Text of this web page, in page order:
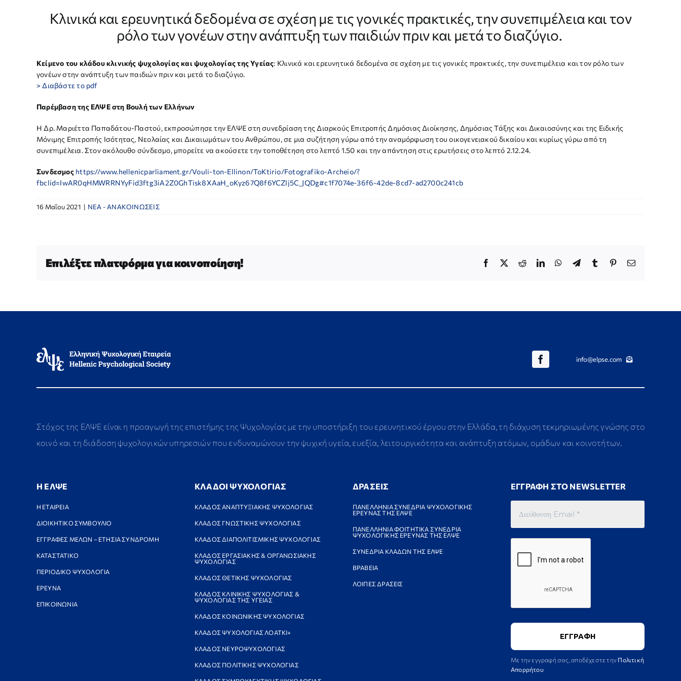
Κλινικά και ερευνητικά δεδομένα σε σχέση με τις γονικές πρακτικές, την συνεπιμέλεια και τον
ρόλο των γονέων στην ανάπτυξη των παιδιών πριν και μετά το διαζύγιο.
Κείμενο του κλάδου κλινικής ψυχολογίας και ψυχολογίας της Υγείας: Κλινικά και ερευνητικά δεδομένα σε σχέση με τις γονικές πρακτικές, την συνεπιμέλεια και τον ρόλο των
γονέων στην ανάπτυξη των παιδιών πριν και μετά το διαζύγιο.
> Διαβάστε το pdf
Παρέμβαση της ΕΛΨΕ στη Βουλή των Ελλήνων
H Δρ. Μαριέττα Παπαδάτου-Παστού, εκπροσώπησε την ΕΛΨΕ στη συνεδρίαση της Διαρκούς Επιτροπής Δημόσιας Διοίκησης, Δημόσιας Τάξης και Δικαιοσύνης και της Ειδικής
Μόνιμης Επιτροπής Ισότητας, Νεολαίας και Δικαιωμάτων του Ανθρώπου, σε μια συζήτηση γύρω από την αναμόρφωση του οικογενειακού δικαίου και κυρίως γύρω από τη
συνεπιμέλεια. Στον ακόλουθο σύνδεσμο, μπορείτε να ακούσετε την τοποθέτηση στο λεπτό 1.50 και την απάντηση στις ερωτήσεις στο λεπτό 2.12.24.
Συνδεσμος https://www.hellenicparliament.gr/Vouli-ton-Ellinon/ToKtirio/Fotografiko-Archeio/?
fbclid=IwAR0qHMWRRNYyFid3ftg3iA2Z0GhTisk8XAaH_oKyz67Q8f6YCZlj5C_JQDg#c1f7074e-36f6-42de-8cd7-ad2700c241cb
16 Μαΐου 2021 | NEA - ΑΝΑΚΟΙΝΩΣΕΙΣ
Επιλέξτε πλατφόρμα για κοινοποίηση! Facebook
X RedditLinkedInWhatsApp
TelegramTumblr PinterestEmail
info@elpse.com
Στόχος της ΕΛΨΕ είναι η προαγωγή της επιστήμης της Ψυχολογίας με την υποστήριξη του ερευνητικού έργου στην Ελλάδα, τη διάχυση τεκμηριωμένης γνώσης στο
κοινό και τη διάδοση ψυχολογικών υπηρεσιών που ενδυναμώνουν την ψυχική υγεία, ευεξία, λειτουργικότητα και ανάπτυξη ατόμων, ομάδων και κοινοτήτων.
Η ΕΛΨΕ
Η ΕΤΑΙΡΕΙΑ
ΔΙΟΙΚΗΤΙΚΟ ΣΥΜΒΟΥΛΙΟ
ΕΓΓΡΑΦΕΣ ΜΕΛΩΝ – ΕΤΗΣΙΑ ΣΥΝΔΡΟΜΗ
ΚΑΤΑΣΤΑΤΙΚΟ
ΠΕΡΙΟΔΙΚΟ ΨΥΧΟΛΟΓΙΑ
ΕΡΕΥΝΑ
ΕΠΙΚΟΙΝΩΝΙΑ
ΚΛΑΔΟΙ ΨΥΧΟΛΟΓΙΑΣ
ΚΛΑΔΟΣ ΑΝΑΠΤΥΞΙΑΚΗΣ ΨΥΧΟΛΟΓΙΑΣ
ΚΛΑΔΟΣ ΓΝΩΣΤΙΚΗΣ ΨΥΧΟΛΟΓΙΑΣ
ΚΛΑΔΟΣ ΔΙΑΠΟΛΙΤΙΣΜΙΚΗΣ ΨΥΧΟΛΟΓΙΑΣ
ΚΛΑΔΟΣ ΕΡΓΑΣΙΑΚΗΣ & ΟΡΓΑΝΩΣΙΑΚΗΣ
ΨΥΧΟΛΟΓΙΑΣ
ΚΛΑΔΟΣ ΘΕΤΙΚΗΣ ΨΥΧΟΛΟΓΙΑΣ
ΚΛΑΔΟΣ ΚΛΙΝΙΚΗΣ ΨΥΧΟΛΟΓΙΑΣ &
ΨΥΧΟΛΟΓΙΑΣ ΤΗΣ ΥΓΕΙΑΣ
ΚΛΑΔΟΣ ΚΟΙΝΩΝΙΚΗΣ ΨΥΧΟΛΟΓΙΑΣ
ΚΛΑΔΟΣ ΨΥΧΟΛΟΓΙΑΣ ΛΟΑΤΚΙ+
ΚΛΑΔΟΣ ΝΕΥΡΟΨΥΧΟΛΟΓΙΑΣ
ΚΛΑΔΟΣ ΠΟΛΙΤΙΚΗΣ ΨΥΧΟΛΟΓΙΑΣ
ΔΡΑΣΕΙΣ
ΠΑΝΕΛΛΗΝΙΑ ΣΥΝΕΔΡΙΑ ΨΥΧΟΛΟΓΙΚΗΣ
ΕΡΕΥΝΑΣ ΤΗΣ ΕΛΨΕ
ΠΑΝΕΛΛΗΝΙΑ ΦΟΙΤΗΤΙΚΑ ΣΥΝΕΔΡΙΑ
ΨΥΧΟΛΟΓΙΚΗΣ ΕΡΕΥΝΑΣ ΤΗΣ ΕΛΨΕ
ΣΥΝΕΔΡΙΑ ΚΛΑΔΩΝ ΤΗΣ ΕΛΨΕ
ΒΡΑΒΕΙΑ
ΛΟΙΠΕΣ ΔΡΑΣΕΙΣ
ΕΓΓΡΑΦΗ ΣΤΟ NEWSLETTER
Με την εγγραφή σας, αποδέχεστε την Πολιτική
Απορρήτου